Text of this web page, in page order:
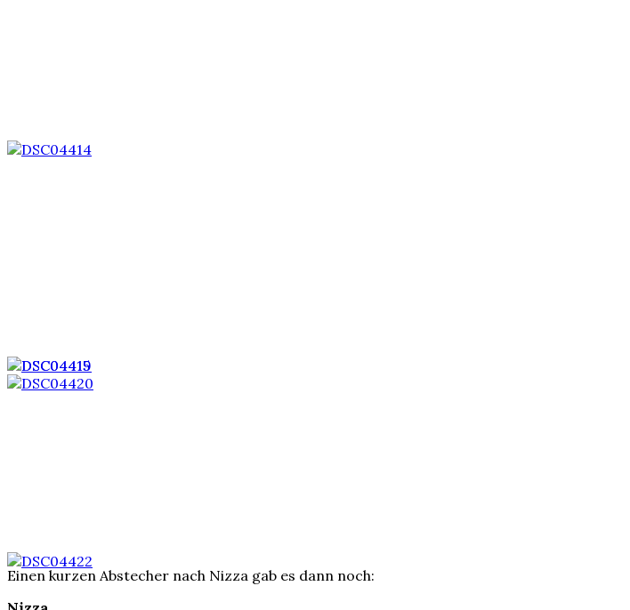
Einen kurzen Abstecher nach Nizza gab es dann noch: